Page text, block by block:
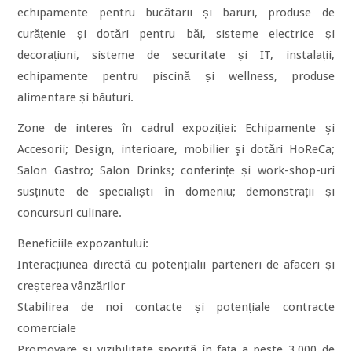
echipamente pentru bucătarii și baruri, produse de
curățenie și dotări pentru băi, sisteme electrice și
decorațiuni, sisteme de securitate și IT, instalații,
echipamente pentru piscină și wellness, produse
alimentare și băuturi.
Zone de interes în cadrul expoziției: Echipamente şi
Accesorii; Design, interioare, mobilier şi dotări HoReCa;
Salon Gastro; Salon Drinks; conferințe și work-shop-uri
susținute de specialiști în domeniu; demonstrații și
concursuri culinare.
Beneficiile expozantului:
Interacțiunea directă cu potențialii parteneri de afaceri și
creșterea vânzărilor
Stabilirea de noi contacte și potențiale contracte
comerciale